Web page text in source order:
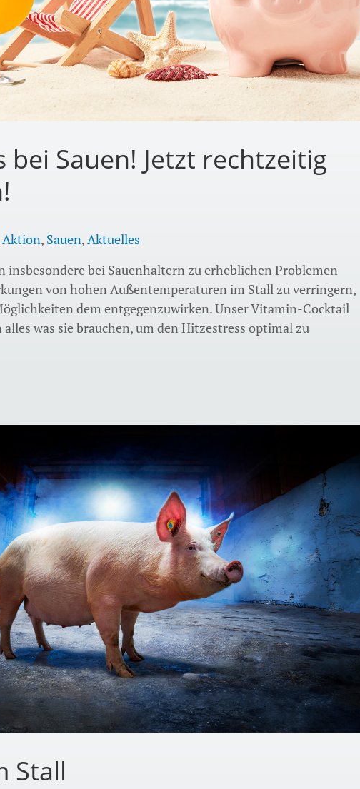
bei Sauen! Jetzt rechtzeitig
Aktion, Sauen,Aktuelles
insbesondere bei Sauenhaltern zu erheblichen Problemen
von hohen Außentemperaturen im Stall zu verringern,
dem entgegenzuwirken. Unser Vitamin-Cocktail
was sie brauchen, um den Hitzestress optimal zu
Stall